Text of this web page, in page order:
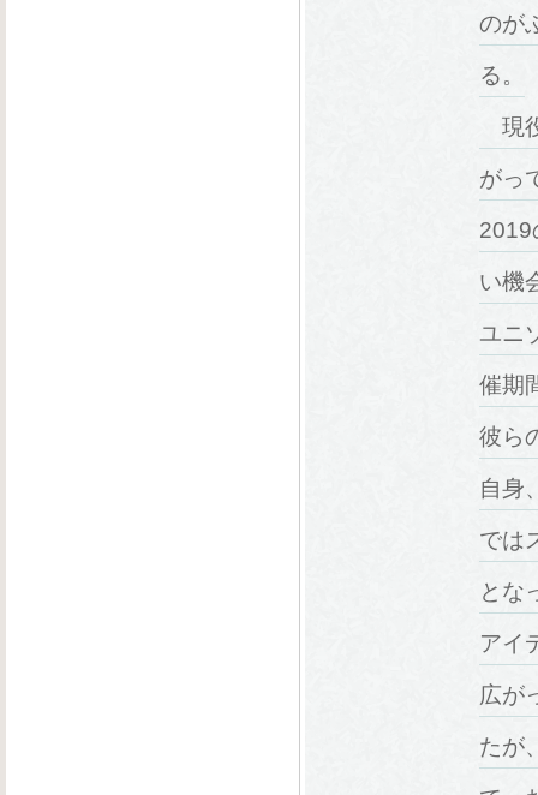
のが
る。
現
がっ
2019
い機
ユニ
催期
彼ら
自身
では
とな
アイ
広が
たが